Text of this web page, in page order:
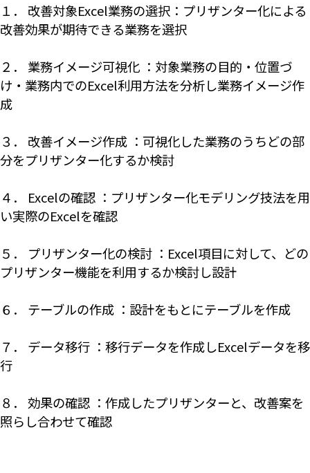
１． 改善対象Excel業務の選択：プリザンター化による
改善効果が期待できる業務を選択
２． 業務イメージ可視化 ：対象業務の目的・位置づ
け・業務内でのExcel利用方法を分析し業務イメージ作
成
３． 改善イメージ作成 ：可視化した業務のうちどの部
分をプリザンター化するか検討
４． Excelの確認 ：プリザンター化モデリング技法を用
い実際のExcelを確認
５． プリザンター化の検討 ：Excel項目に対して、どの
プリザンター機能を利用するか検討し設計
６． テーブルの作成 ：設計をもとにテーブルを作成
７． データ移行 ：移行データを作成しExcelデータを移
行
８． 効果の確認 ：作成したプリザンターと、改善案を
照らし合わせて確認